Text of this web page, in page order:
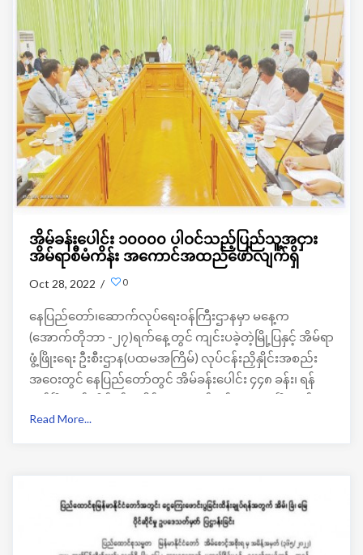
အိမ်ခန်းပေါင်း ၁၀၀၀၀ ပါဝင်သည့်ပြည်သူ့အငှား
အိမ်ရာစီမံကိန်း အကောင်အထည်ဖော်လျက်ရှိ
Oct 28, 2022 / 0
နေပြည်တော်၊ဆောက်လုပ်ရေးဝန်ကြီးဌာနမှာ မနေ့က
(အောက်တိုဘာ -၂၇)ရက်နေ့တွင် ကျင်းပခဲ့တဲ့မြို့ပြနှင့် အိမ်ရာ
ဖွံ့ဖြိုးရေး ဦးစီးဌာန(ပထမအကြိမ်) လုပ်ငန်းညှိနှိုင်းအစည်း
အဝေးတွင် နေပြည်တော်တွင် အိမ်ခန်းပေါင်း ၄၄၈ ခန်း၊ ရန်
အိမ်ခန်းပေါင်း ၁၄၅၆ ခန်းတို့ကို တည်ဆောက်လျက်ရှိပြီး၊
Read More...